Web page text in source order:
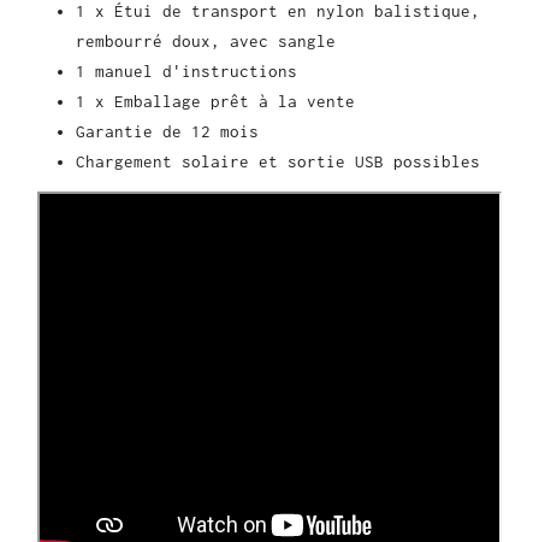
1 x Étui de transport en nylon balistique,
rembourré doux, avec sangle
1 manuel d'instructions
1 x Emballage prêt à la vente
Garantie de 12 mois
Chargement solaire et sortie USB possibles